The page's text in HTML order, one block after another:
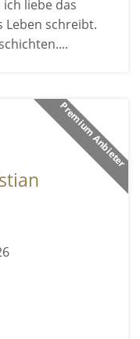
liebe das
Leben schreibt.
Premium Anbieter